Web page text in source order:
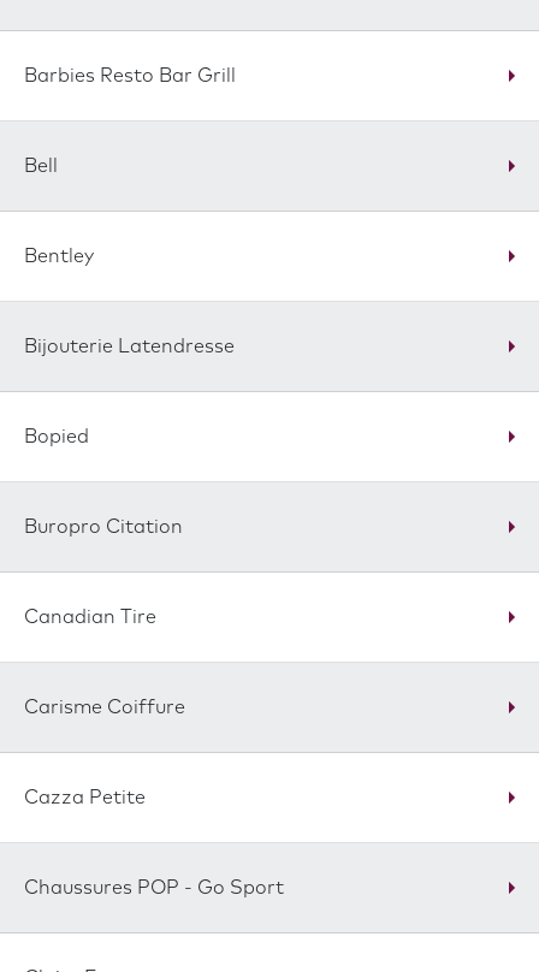
Barbies Resto Bar Grill
Bell
Bentley
Bijouterie Latendresse
Bopied
Buropro Citation
Canadian Tire
Carisme Coiffure
Cazza Petite
Chaussures POP - Go Sport